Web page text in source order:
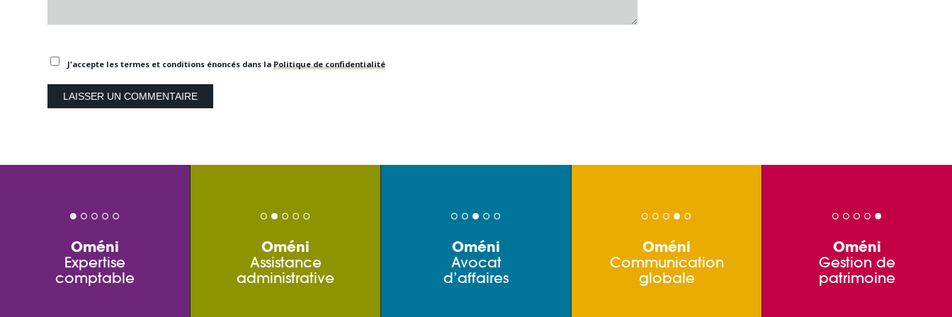
J'accepte les termes et conditions énoncés dans la Politique de confidentialité
Oméni
Expertise
comptable
Oméni
Assistance
administrative
Oméni
Avocat
d’affaires
Oméni
Communication
globale
Oméni
Gestion de
patrimoine